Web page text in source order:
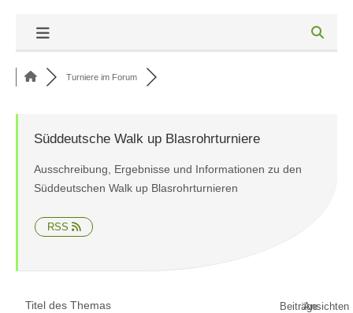
Turniere im Forum
Süddeutsche Walk up Blasrohrturniere
Ausschreibung, Ergebnisse und Informationen zu den
Süddeutschen Walk up Blasrohrturnieren
RSS
Titel des Themas Ansichten
Beiträge